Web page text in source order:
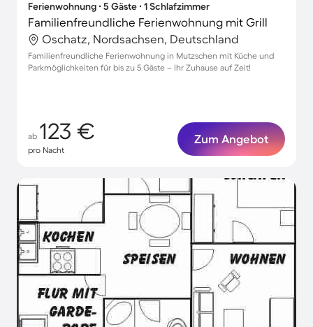
Ferienwohnung ∙ 5 Gäste ∙ 1 Schlafzimmer
Familienfreundliche Ferienwohnung mit Grill
Oschatz, Nordsachsen, Deutschland
Familienfreundliche Ferienwohnung in Mutzschen mit Küche und
Parkmöglichkeiten für bis zu 5 Gäste – Ihr Zuhause auf Zeit!
ab 123 €
pro Nacht
Zum Angebot